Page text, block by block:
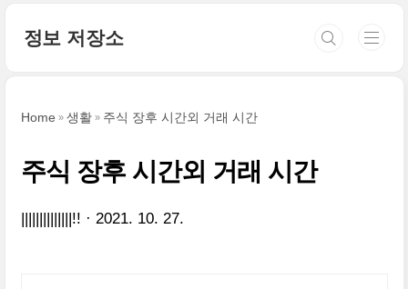
정보 저장소
Home 생활 주식 장후 시간외 거래 시간
주식 장후 시간외 거래 시간
||||||||||||||!! 2021. 10. 27.